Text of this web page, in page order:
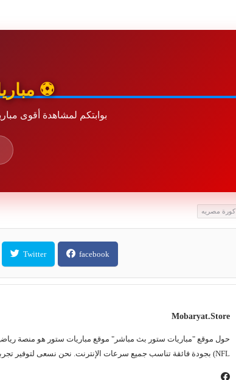
⚽
بوابتكم لمشاهدة أقوى
كورة مصريه
facebook
Twitter
Mobaryat.store
NFL) بجودة فائقة تناسب جميع سرعات الإنترنت. نحن نسعى لتوفير تجربة مشاهدة غامرة وسهلة للمشجع العربي، بعيداً عن التعقيد وبأقل قدر من الإعلانات المزعجة.